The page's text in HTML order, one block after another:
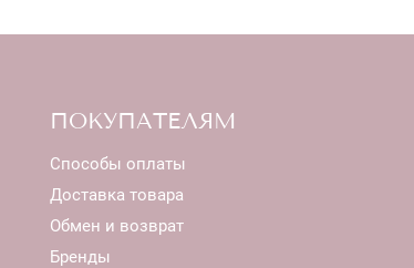
ПОКУПАТЕЛЯМ
Способы оплаты
Доставка товара
Обмен и возврат
Бренды